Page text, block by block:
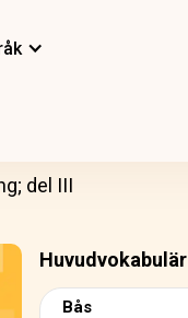
del III
Huvudvokabulär
Bås